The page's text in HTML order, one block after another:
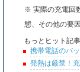
※ 実際の充電回
態、その他の要
もっとヒット記事
携帯電話のバ
発熱は厳禁！